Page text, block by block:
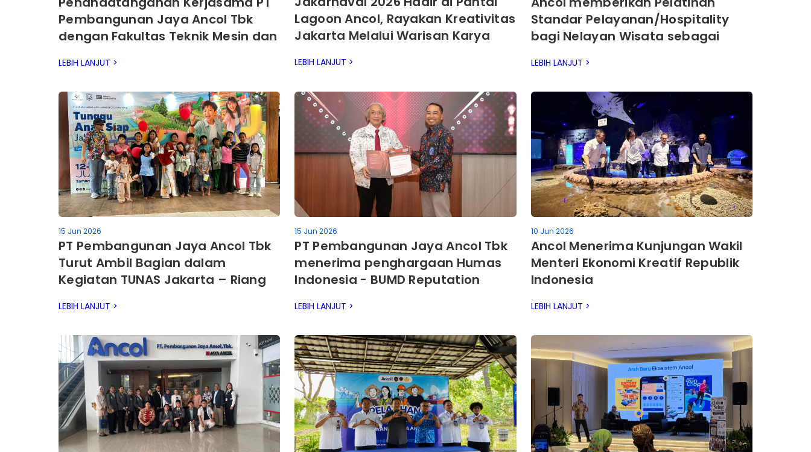
Pembangunan Jaya Ancol Tbk
dengan Fakultas Teknik Mesin dan
Bandung (FTMD ITB)
LEBIH LANJUT >
Lagoon Ancol, Rayakan Kreativitas
Jakarta Melalui Warisan Karya
LEBIH LANJUT >
Standar Pelayanan/Hospitality
bagi Nelayan Wisata sebagai
Destinasi Wisata.
LEBIH LANJUT >
15 Jun 2026
PT Pembangunan Jaya Ancol Tbk
Turut Ambil Bagian dalam
Kegiatan TUNAS Jakarta – Riang
LEBIH LANJUT >
15 Jun 2026
PT Pembangunan Jaya Ancol Tbk
menerima penghargaan Humas
Indonesia - BUMD Reputation
LEBIH LANJUT >
10 Jun 2026
Ancol Menerima Kunjungan Wakil
Menteri Ekonomi Kreatif Republik
Indonesia
LEBIH LANJUT >